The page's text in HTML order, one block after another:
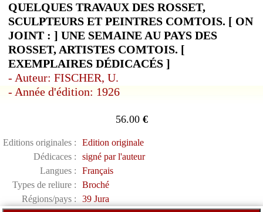
QUELQUES TRAVAUX DES ROSSET,
SCULPTEURS ET PEINTRES COMTOIS. [ ON
JOINT : ] UNE SEMAINE AU PAYS DES
ROSSET, ARTISTES COMTOIS. [
EXEMPLAIRES DÉDICACÉS ]
- Auteur: FISCHER, U.
- Année d'édition: 1926
56.00€
Editions originales :
Edition originale
Dédicaces :
signé par l'auteur
Langues :
Français
Types de reliure :
Broché
Régions/pays :
39 Jura